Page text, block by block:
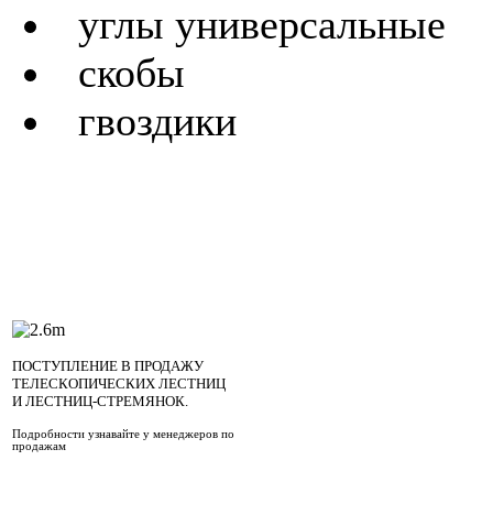
углы универсальные
скобы
гвоздики
ПОСТУПЛЕНИЕ В ПРОДАЖУ
ТЕЛЕСКОПИЧЕСКИХ ЛЕСТНИЦ
И ЛЕСТНИЦ-СТРЕМЯНОК.
Подробности узнавайте у менеджеров по
продажам